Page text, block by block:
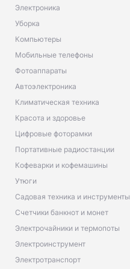
Электроника
Уборка
Компьютеры
Мобильные телефоны
Фотоаппараты
Автоэлектроника
Климатическая техника
Красота и здоровье
Цифровые фоторамки
Портативные радиостанции
Кофеварки и кофемашины
Утюги
Садовая техника и инструменты
Счетчики банкнот и монет
Электрочайники и термопоты
Электроинструмент
Электротранспорт